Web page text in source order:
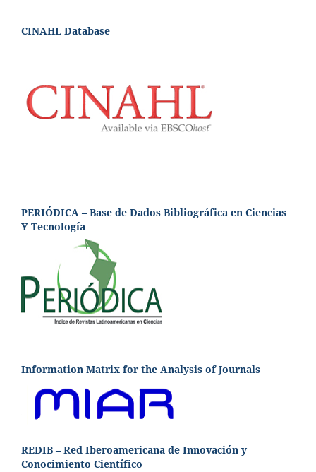
CINAHL Database
PERIÓDICA – Base de Dados Bibliográfica en Ciencias
Y Tecnología
Information Matrix for the Analysis of Journals
REDIB – Red Iberoamericana de Innovación y
Conocimiento Científico